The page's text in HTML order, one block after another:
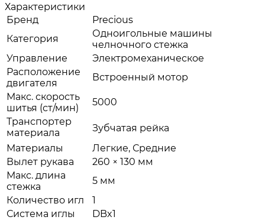
Характеристики
Бренд
Precious
Категория
Одноигольные машины
челночного стежка
Управление
Электромеханическое
Расположение
двигателя
Встроенный мотор
Макс. скорость
шитья (ст/мин)
5000
Транспортер
материала
Зубчатая рейка
Материалы
Легкие, Средние
Вылет рукава
260 × 130 мм
Макс. длина
стежка
5 мм
Количество игл
1
Система иглы
DBx1